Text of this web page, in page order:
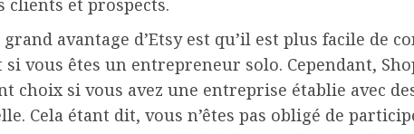
clients et prospects.
avantage d’Etsy est qu’il est plus facile de
vous êtes un entrepreneur solo. Cependant,
choix si vous avez une entreprise établie avec
Cela étant dit, vous n’êtes pas obligé de